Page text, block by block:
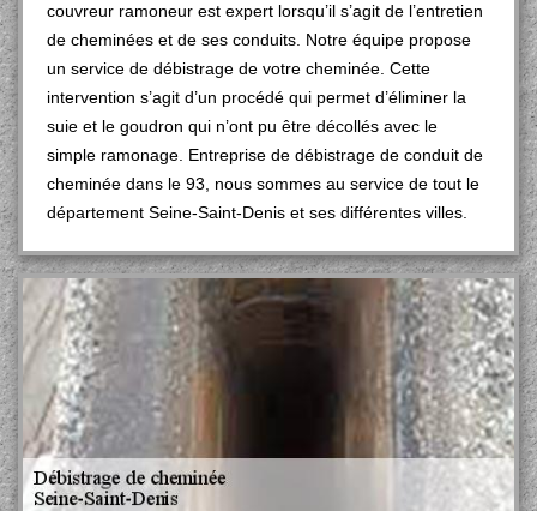
couvreur ramoneur est expert lorsqu’il s’agit de l’entretien
de cheminées et de ses conduits. Notre équipe propose
un service de débistrage de votre cheminée. Cette
intervention s’agit d’un procédé qui permet d’éliminer la
suie et le goudron qui n’ont pu être décollés avec le
simple ramonage. Entreprise de débistrage de conduit de
cheminée dans le 93, nous sommes au service de tout le
département Seine-Saint-Denis et ses différentes villes.